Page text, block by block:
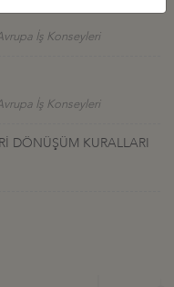
İş Konseyleri
İş Konseyleri
DÖNÜŞÜM KURALLARI